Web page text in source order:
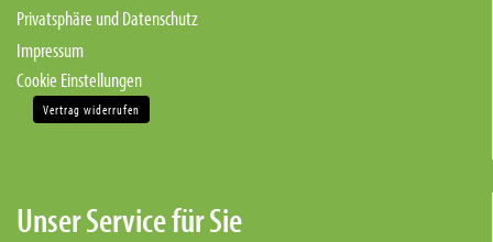
Privatsphäre und Datenschutz
Impressum
Cookie Einstellungen
Vertrag widerrufen
Unser Service für Sie